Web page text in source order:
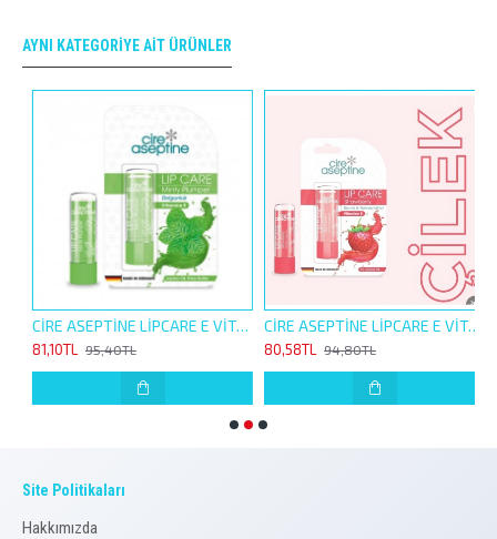
AYNI KATEGORIYE AIT ÜRÜNLER
CİRE ASEPTİNE LİPCARE E VİTAMİNLİ 4,5G NANE DOLGUNLUK HİSSİ VEREN NEMLENDİRİCİ
81,10TL 95,40TL
CİRE ASEPTİNE LİPCARE E VİTAMİNLİ 4,5G ÇİLEK RENKLİ NEMLENDİRİCİ
80,58TL 94,80TL
Site Politikaları
Hakkımızda